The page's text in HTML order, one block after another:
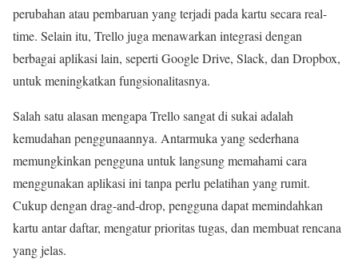
perubahan atau pembaruan yang terjadi pada kartu secara real-
time. Selain itu, Trello juga menawarkan integrasi dengan
berbagai aplikasi lain, seperti Google Drive, Slack, dan Dropbox,
untuk meningkatkan fungsionalitasnya.
Salah satu alasan mengapa Trello sangat di sukai adalah
kemudahan penggunaannya. Antarmuka yang sederhana
memungkinkan pengguna untuk langsung memahami cara
menggunakan aplikasi ini tanpa perlu pelatihan yang rumit.
Cukup dengan drag-and-drop, pengguna dapat memindahkan
kartu antar daftar, mengatur prioritas tugas, dan membuat rencana
yang jelas.